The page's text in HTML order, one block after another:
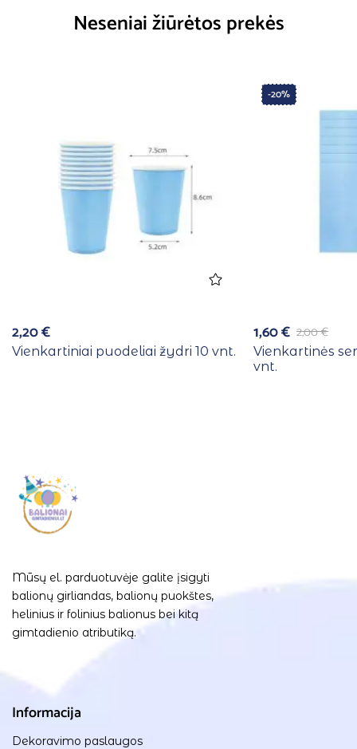
Neseniai žiūrėtos prekės
2,20€
Vienkartiniai puodeliai žydri 10 vnt.
-20%
2,00€
1,60€
Vienkartinės
vnt.
Mūsų el. parduotuvėje galite įsigyti
balionų girliandas, balionų puokštes,
helinius ir folinius balionus bei kitą
gimtadienio atributiką.
Informacija
Dekoravimo paslaugos